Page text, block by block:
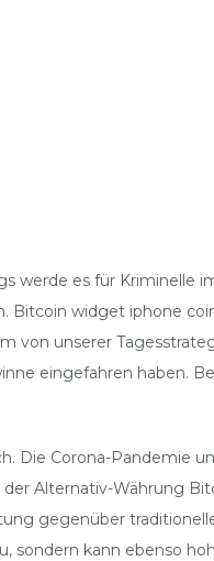
werde es für Kriminelle
Bitcoin widget iphone
von unserer
eingefahren haben.
Die Corona-Pandemie
Alternativ-Währung
gegenüber
kann ebenso